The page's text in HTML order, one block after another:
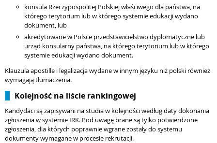
konsula Rzeczypospolitej Polskiej właściwego dla państwa, na
którego terytorium lub w którego systemie edukacji wydano
dokument, lub
akredytowane w Polsce przedstawicielstwo dyplomatyczne lub
urząd konsularny państwa, na którego terytorium lub w którego
systemie edukacji wydano dokument.
Klauzula apostille i legalizacja wydane w innym języku niż polski również
wymagają tłumaczenia.
Kolejność na liście rankingowej
Kandydaci są zapisywani na studia w kolejności według daty dokonania
zgłoszenia w systemie IRK. Pod uwagę brane są tylko potwierdzone
zgłoszenia, dla których poprawnie wgrane zostały do systemu
dokumenty wymagane w procesie rekrutacji.